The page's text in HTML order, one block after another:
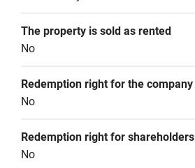
The property is sold as rented
No
Redemption right for the company
No
Redemption right for shareholders
No